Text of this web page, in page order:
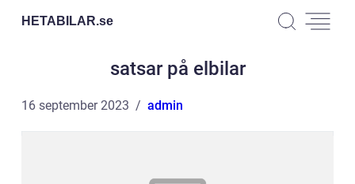
HETABILAR.se
satsar på elbilar
16 september 2023 admin